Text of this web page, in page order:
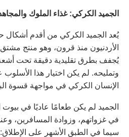
الجميد الكركي:غذاء الملوك
يُعد الجميد الكركي من أقدم أشكال
الأردنيون منذ قرون، وهو منتج
يُجفف بطرق تقليدية دقيقة تحت
وتمليحه. لم يكن اختيار هذا الأسلوب
الإنسان الكركي في مواجهة قسوة
الجميد لم يكن طعامًا عاديًا في بيوت
في غزواتهم، وزوادة المسافرين،
سيما في الطبق الأشهر على